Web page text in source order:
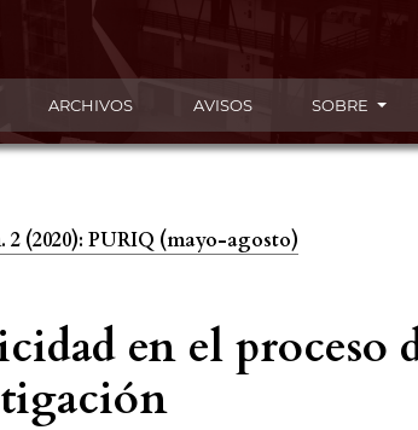
ARCHIVOS AVISOS SOBRE
2 (2020): PURIQ (mayo-agosto)
en el proceso